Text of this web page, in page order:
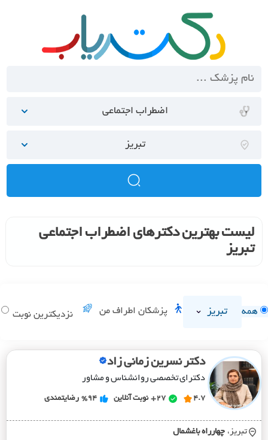
اضطراب اجتماعی
تبریز
لیست بهترین دکترهای اضطراب اجتماعی
تبریز
همه تبریز پزشکان اطراف من نزدیکترین نوبت
دکتر نسرین زمانی زاد
دکترای تخصصی روانشناس و مشاور
4.7
27+ نوبت آنلاین %94 رضایتمندی
تبریز، چهارراه باغشمال